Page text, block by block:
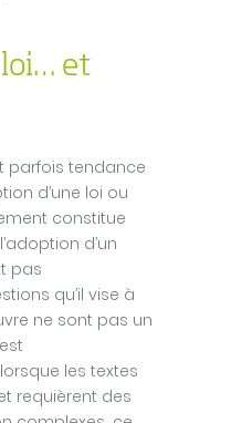
et
parfois tendance
d’une loi ou
constitue
d’un
pas
qu’il vise à
ne sont pas un
les textes
requièrent des